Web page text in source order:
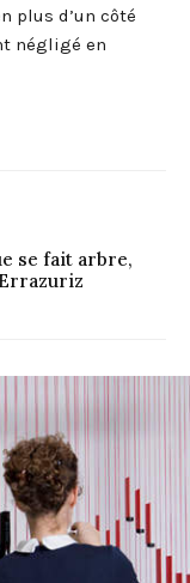
plus d’un côté
négligé en
se fait arbre,